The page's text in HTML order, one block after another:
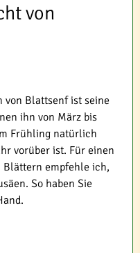
von
von Blattsenf ist seine
ihn von März bis
Frühling natürlich
vorüber ist. Für einen
empfehle ich,
So haben Sie